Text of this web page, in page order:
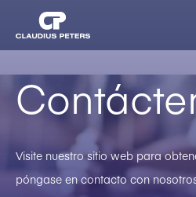
Visite nuestro sitio web para
póngase en contacto con